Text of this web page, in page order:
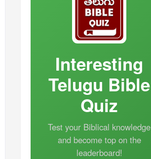
Interesting
Telugu Bible
Quiz
Test your Biblical knowledge
and become top on the
leaderboard!